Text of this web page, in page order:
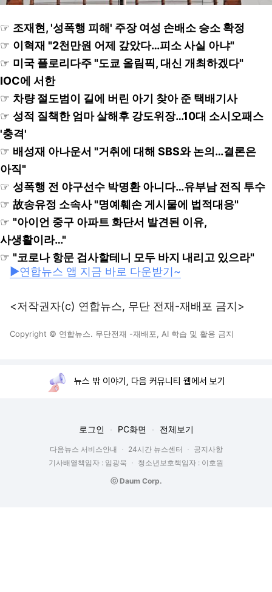
☞ 조재현, '성폭행 피해' 주장 여성 손배소 승소 확정
☞ 이혁재 "2천만원 어제 갚았다…피소 사실 아냐"
☞ 미국 플로리다주 "도쿄 올림픽, 대신 개최하겠다"
IOC에 서한
☞ 차량 절도범이 길에 버린 아기 찾아 준 택배기사
☞ 성적 질책한 엄마 살해후 강도위장…10대 소시오패스
'충격'
☞ 배성재 아나운서 "거취에 대해 SBS와 논의…결론은
아직"
☞ 성폭행 전 야구선수 박명환 아니다…유부남 전직 투수
☞ 故송유정 소속사 "명예훼손 게시물에 법적대응"
☞ "아이언 중구 아파트 화단서 발견된 이유,
사생활이라…"
☞ "코로나 항문 검사할테니 모두 바지 내리고 있으라"
▶연합뉴스 앱 지금 바로 다운받기~
<저작권자(c) 연합뉴스, 무단 전재-재배포 금지>
Copyright © 연합뉴스. 무단전재 -재배포, AI 학습 및 활용 금지
뉴스 밖 이야기, 다음 커뮤니티 웹에서 보기
로그인 PC화면 전체보기
다음뉴스 서비스안내 24시간 뉴스센터
공지사항
기사배열책임자 : 임광욱
청소년보호책임자 : 이호원
ⓒ Daum Corp.